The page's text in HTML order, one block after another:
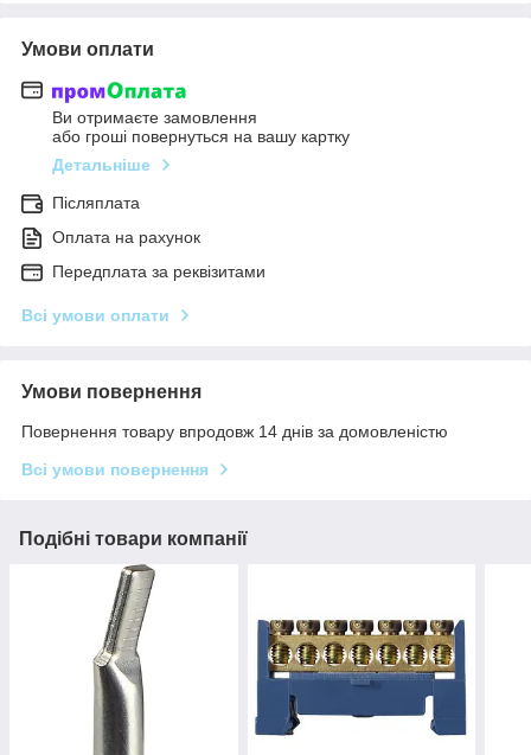
Умови оплати
Ви отримаєте замовлення
або гроші повернуться на вашу картку
Детальніше
Післяплата
Оплата на рахунок
Передплата за реквізитами
Всі умови оплати
Умови повернення
Повернення товару впродовж 14 днів за домовленістю
Всі умови повернення
Подібні товари компанії